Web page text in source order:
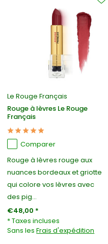
Le Rouge Français
Rouge à lèvres Le Rouge
Français
Comparer
Rouge à lèvres rouge aux
nuances bordeaux et griotte
qui colore vos lèvres avec
des pig...
€48,00 *
* Taxes incluses
Sans lesFrais d'expédition